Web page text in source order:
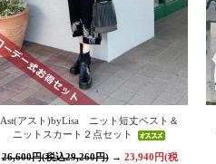
Ast(アスト)byLisa ニット短丈ベスト＆
ニットスカート２点セット
26,600円(税込29,260円)→ 23,940円(税